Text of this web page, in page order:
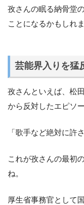
孜さんの眠る納骨堂
ことになるかもしれま
芸能界入りを猛
孜さんといえば、松
から反対したエピソ
「歌手など絶対に許
これが孜さんの最初
ね。
厚生省事務官として